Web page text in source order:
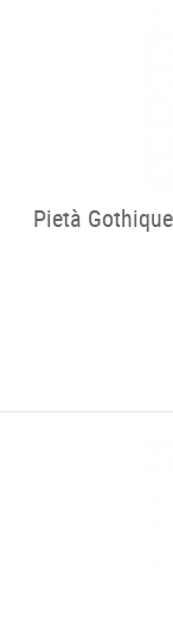
Pietà